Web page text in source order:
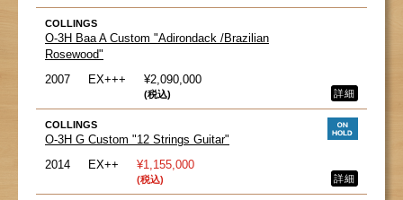
COLLINGS
O-3H Baa A Custom "Adirondack /Brazilian
Rosewood"
2007
EX+++ ¥2,090,000
(税込) 詳細
COLLINGS
O-3H G Custom "12 Strings Guitar"
2014
EX++ ¥1,155,000
(税込) 詳細